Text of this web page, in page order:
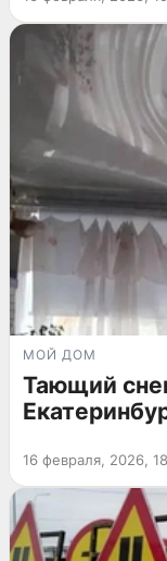
МОЙ ДОМ
Тающий
16 февраля, 2026,